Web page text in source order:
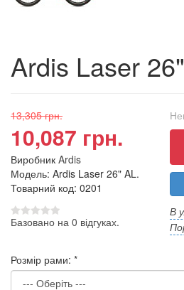
Ardis Laser
13,305 грн.
10,087 грн.
Виробник Ardis
Модель: Ardis Laser 26" AL.
Товарний код: 0201
Базовано на 0 відгуках.
В
Розмір рами: *